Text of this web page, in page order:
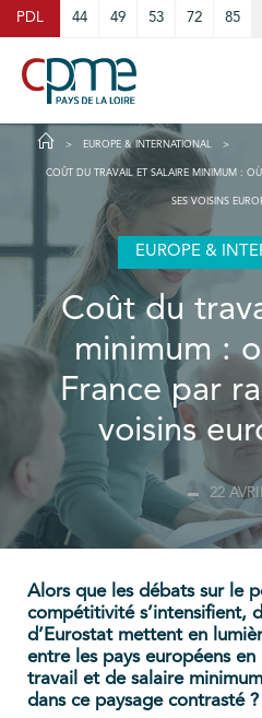
PDL 44 49 53 72 85
EUROPE & INTERNATIONAL
COÛT DU TRAVAIL ET SALAIRE MINIMUM :
SES VOISINS
EUROPE &
Coût du
minimum :
France par
voisins
22
Alors que les débats sur le
compétitivité s’intensifient,
d’Eurostat mettent en
entre les pays européens
travail et de salaire
dans ce paysage contrasté ?
Cookies management panel